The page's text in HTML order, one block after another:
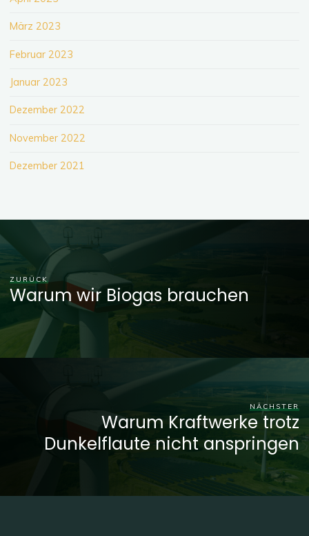
März 2023
Februar 2023
Januar 2023
Dezember 2022
November 2022
Dezember 2021
ZURÜCK
Warum wir Biogas brauchen
NÄCHSTER
Warum Kraftwerke trotz
Dunkelflaute nicht anspringen